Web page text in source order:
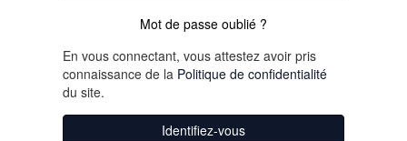
Mot de passe oublié ?
En vous connectant, vous attestez avoir pris
connaissance de la Politique de confidentialité
du site.
Identifiez-vous